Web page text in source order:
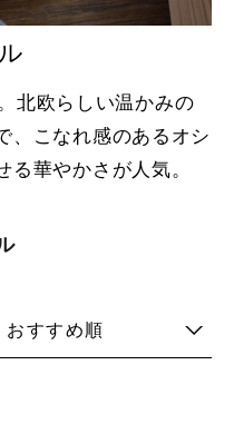
北欧らしい温かみの
、こなれ感のあるオシ
る華やかさが人気。
おすすめ順